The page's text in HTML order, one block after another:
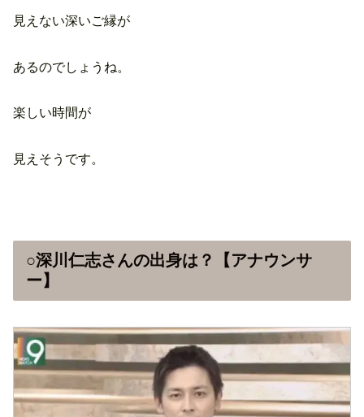
見えない深いご縁が
あるのでしょうね。
楽しい時間が
見えそうです。
○深川仁志さんの出身は？【アナウンサ
ー】